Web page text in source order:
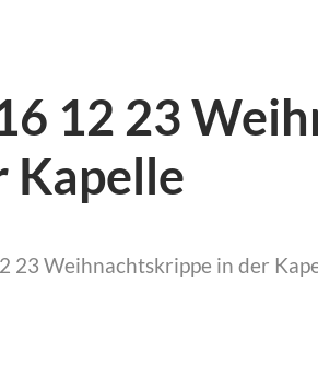
12 23
Kapelle
23 Weihnachtskrippe in der